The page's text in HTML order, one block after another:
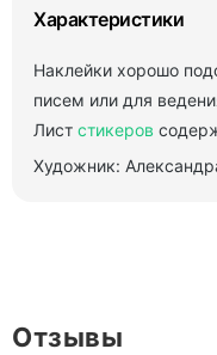
Характеристики
Наклейки хорошо
писем или для
Лист стикеров
Художник:
Отзывы